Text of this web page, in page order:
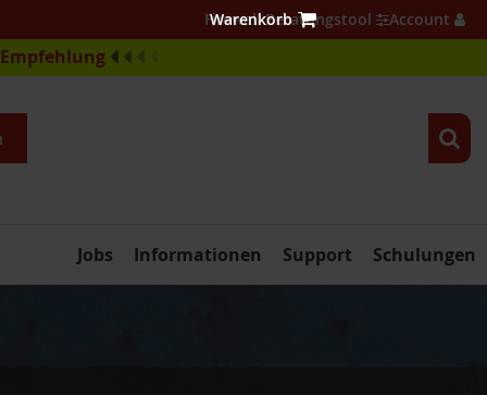
Firewall Beratungstool Account
Schulungen
Support
Informationen
Jobs